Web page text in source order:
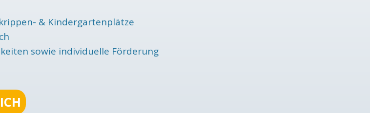
& Kindergartenplätze
sowie individuelle Förderung